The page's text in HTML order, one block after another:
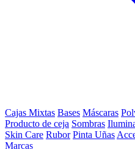
Cajas Mixtas Bases Máscaras
Producto de ceja Sombras
Skin Care Rubor Pinta Uñas
Marcas